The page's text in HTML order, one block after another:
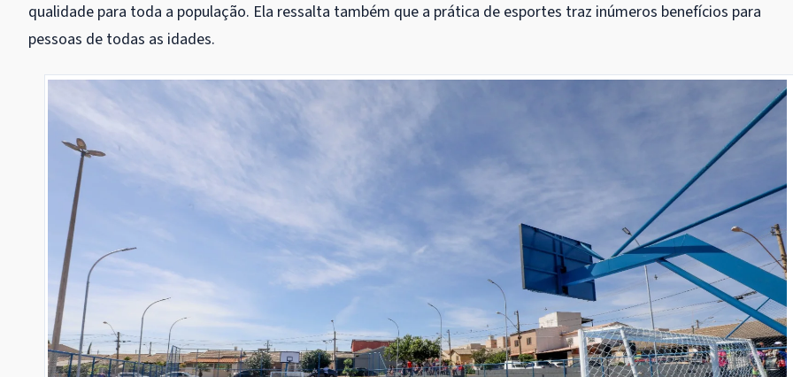
qualidade para toda a população. Ela ressalta também que a prática de esportes traz inúmeros benefícios para
pessoas de todas as idades.